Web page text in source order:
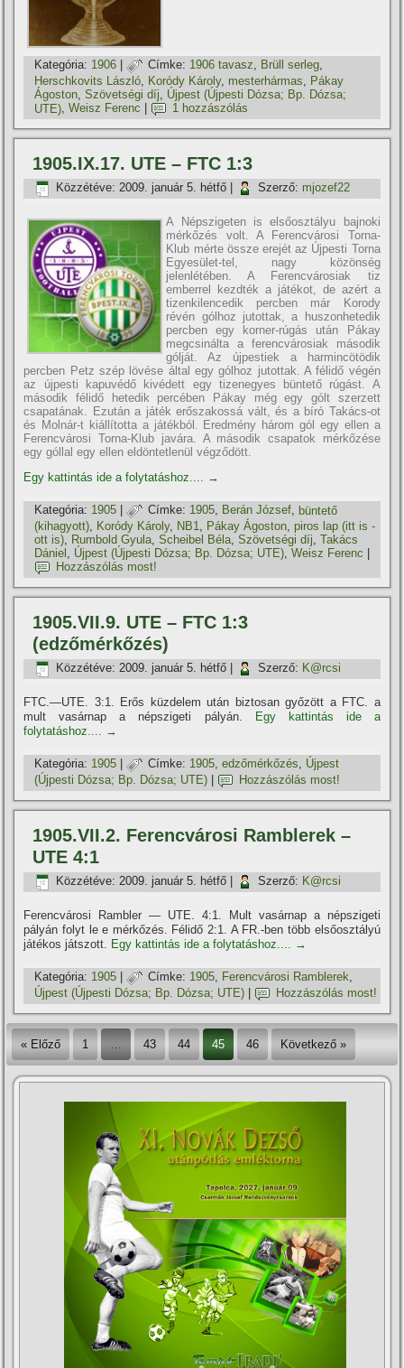
Kategória: 1906 | Címke: 1906 tavasz, Brüll serleg,
Herschkovits László, Koródy Károly, mesterhármas, Pákay
Ágoston,Szövetségi dí­j, Újpest (Újpesti Dózsa; Bp. Dózsa;
UTE),Weisz Ferenc 1 hozzászólás
1905.IX.17. UTE – FTC 1:3
Közzétéve: 2009. január 5. hétfő Szerző: mjozef22
A Népszigeten is elsőosztályu bajnoki
mérkőzés volt. A Ferencvárosi Torna-
Klub mérte össze erejét az Újpesti Torna
Egyesület-tel, nagy közönség
jelenlétében. A Ferencvárosiak tiz
emberrel kezdték a játékot, de azért a
tizenkilencedik percben már Korody
révén gólhoz jutottak, a huszonhetedik
percben egy korner-rúgás után Pákay
megcsinálta a ferencvárosiak második
gólját. Az újpestiek a harmincötödik
percben Petz szép lövése által egy gólhoz jutottak. A félidő végén
az újpesti kapuvédő kivédett egy tizenegyes büntető rúgást. A
második félidő hetedik percében Pákay még egy gólt szerzett
csapatának. Ezután a játék erőszakossá vált, és a bí­ró Takács-ot
és Molnár-t kiállí­totta a játékból. Eredmény három gól egy ellen a
Ferencvárosi Torna-Klub javára. A második csapatok mérkőzése
egy góllal egy ellen eldöntetlenül végződött.
Egy kattintás ide a folytatáshoz.... →
Kategória: 1905 | Címke: 1905, Berán József,büntető
(kihagyott), Koródy Károly, NB1, Pákay Ágoston,piros lap (itt is -
ott is), Rumbold Gyula,Scheibel Béla,Szövetségi dí­j,Takács
Dániel , Újpest (Újpesti Dózsa; Bp. Dózsa; UTE),Weisz Ferenc
Hozzászólás most!
1905.VII.9. UTE – FTC 1:3
(edzőmérkőzés)
Közzétéve: 2009. január 5. hétfő Szerző: K@rcsi
FTC.—UTE. 3:1. Erős küzdelem után biztosan győzött a FTC. a
mult vasárnap a népszigeti pályán.
Egy kattintás ide a
folytatáshoz.... →
Kategória: 1905 | Címke: 1905,edzőmérkőzés, Újpest
(Újpesti Dózsa; Bp. Dózsa; UTE)
Hozzászólás most!
1905.VII.2. Ferencvárosi Ramblerek –
UTE 4:1
Közzétéve: 2009. január 5. hétfő Szerző: K@rcsi
Ferencvárosi Rambler — UTE. 4:1. Mult vasárnap a népszigeti
pályán folyt le e mérkőzés. Félidő 2:1. A FR.-ben több elsőosztályú
játékos játszott. Egy kattintás ide a folytatáshoz.... →
Kategória: 1905 | Címke: 1905, Ferencvárosi Ramblerek,
Újpest (Újpesti Dózsa; Bp. Dózsa; UTE)
Hozzászólás most!
« Előző 1 … 43 44 45 46 Következő »